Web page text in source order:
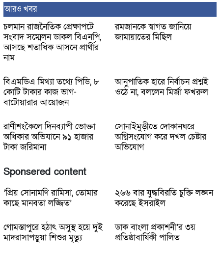
আরও খবর
চলমান রাজনৈতিক প্রেক্ষাপটে
সংবাদ সম্মেলন ডাকল বিএনপি,
আসছে শতাধিক আসনে প্রার্থীর
নাম
রমজানকে স্বাগত জানিয়ে
জামায়াতের মিছিল
বিএমডিএ মিথ্যা তথ্যে পিডি, ৮
কোটি টাকার কাজ ভাগ-
বাটোয়ারার আয়োজন
আনুপাতিক হারে নির্বাচন প্রশ্নই
ওঠে না, বললেন মির্জা ফখরুল
রাণীশংকৈলে দিনব্যাপী ভোক্তা
অধিকার অভিযানে ৯১ হাজার
টাকা জরিমানা
সোনাইমুড়ীতে দোকানঘরে
অগ্নিসংযোগ করে দখল চেষ্টার
অভিযোগ
Sponsered content
‘প্রিয় সোনামণি রামিসা, তোমার
কাছে মানবতা লজ্জিত’
২৬৬ বার যুদ্ধবিরতি চুক্তি লঙ্ঘন
করেছে ইসরাইল
গোমস্তাপুরে হঠাৎ অসুস্থ হয়ে দুই
মাদরাসাপড়ুয়া শিশুর মৃত্যু
ডাক বাংলা প্রকাশনী’র ৩য়
প্রতিষ্ঠাবার্ষিকী পালিত